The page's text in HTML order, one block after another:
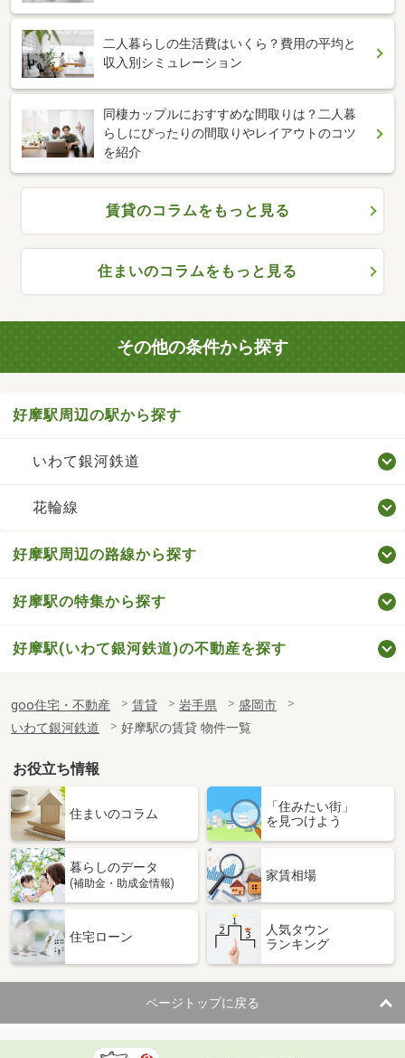
二人暮らしの生活費はいくら？費用の平均と
収入別シミュレーション
同棲カップルにおすすめな間取りは？二人暮
らしにぴったりの間取りやレイアウトのコツ
を紹介
賃貸のコラムをもっと見る
住まいのコラムをもっと見る
その他の条件から探す
好摩駅周辺の駅から探す
いわて銀河鉄道
花輪線
好摩駅周辺の路線から探す
好摩駅の特集から探す
好摩駅(いわて銀河鉄道)の不動産を探す
goo住宅・不動産 賃貸 岩手県
盛岡市
いわて銀河鉄道
好摩駅の賃貸 物件一覧
お役立ち情報
住まいのコラム
「住みたい街」
を見つけよう
暮らしのデータ
(補助金・助成金情報)
家賃相場
住宅ローン
人気タウン
ランキング
ページトップに戻る